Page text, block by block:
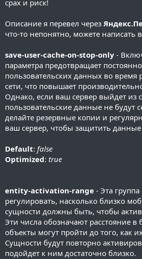
срах и риск!
Описание я перевел через
что-то непонятно, можете написать
save-user-cache-on-stop-only -
параметра предотвращает
пользовательских данных во время
сети, что повышает
Однако, если ваш сервер выйдет из
пользовательские данные не будут
делайте резервные копии и
ваш сервер, чтобы защитить данные
Default: false
Optimized: true
entity-activation-range - Эта группа
регулировать, насколько близко
сущности должны быть, чтобы
Эти числа обозначают расстояние в
объекты могут пройти до того, как
Сущности будут повторно
подойдет к ним достаточно близко.